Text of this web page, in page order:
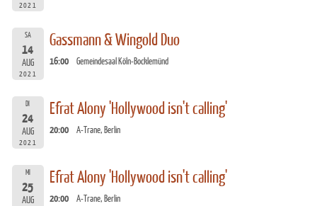
2021
SA
14
AUG
2021
Gassmann & Wingold Duo
16:00 Gemeindesaal Köln-Bocklemünd
DI
24
AUG
2021
Efrat Alony 'Hollywood isn't calling'
20:00 A-Trane, Berlin
MI
25
AUG
Efrat Alony 'Hollywood isn't calling'
20:00 A-Trane, Berlin